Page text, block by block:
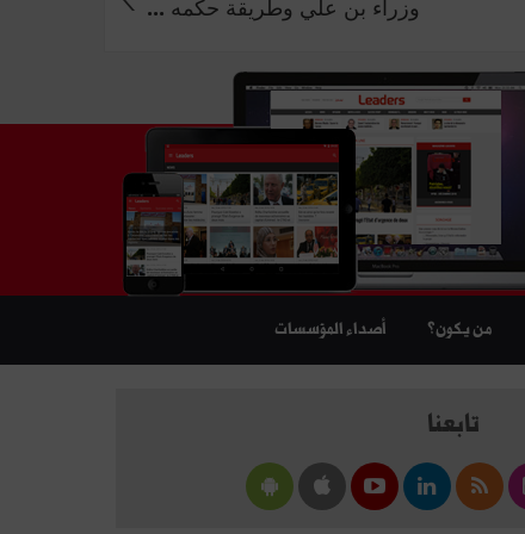
وزراء بن علي وطريقة حكمه ...
من يكون؟ أصداء المؤسسات
تابعنا